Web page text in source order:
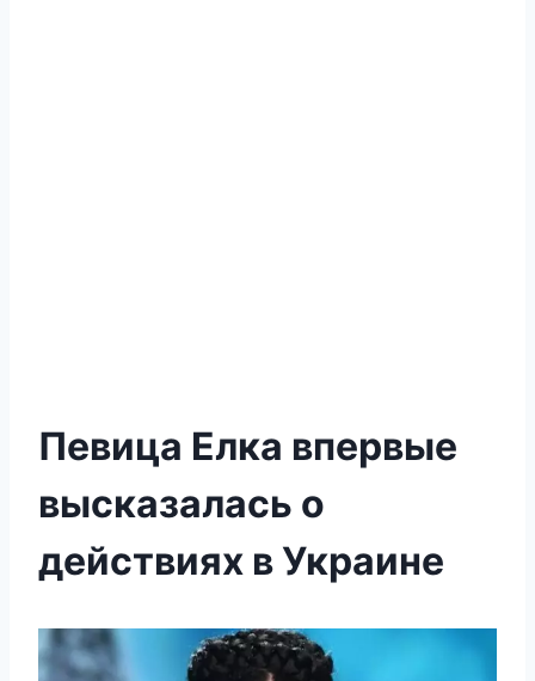
Певица Елка впервые
высказалась о
действиях в Украине